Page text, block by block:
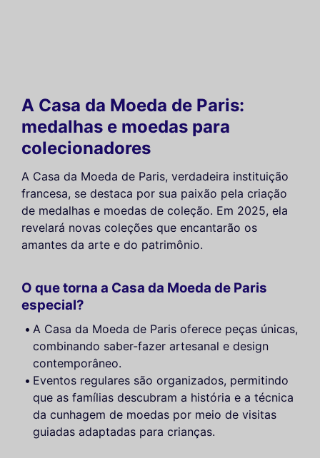
A Casa da Moeda de Paris:
medalhas e moedas para
colecionadores
A Casa da Moeda de Paris, verdadeira instituição
francesa, se destaca por sua paixão pela criação
de medalhas e moedas de coleção. Em 2025, ela
revelará novas coleções que encantarão os
amantes da arte e do patrimônio.
O que torna a Casa da Moeda de Paris
especial?
A Casa da Moeda de Paris oferece peças únicas,
combinando saber-fazer artesanal e design
contemporâneo.
Eventos regulares são organizados, permitindo
que as famílias descubram a história e a técnica
da cunhagem de moedas por meio de visitas
guiadas adaptadas para crianças.